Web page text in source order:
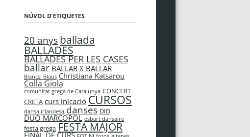
NÚVOL D’ETIQUETES
20 anysballada
BALLADES
BALLADES PER LES CASES
ballar BALLAR X BALLAR
Blancsi Blaus Christiana Katsarou
Colla Giola
comunitat grega de Catalunya CONCERT
CRETA curs inicació CURSOS
dansa irlandesa danses DID
DUO MARCOPOL esbart dansaire
festa grega FESTA MAJOR
FINAL DE CURS